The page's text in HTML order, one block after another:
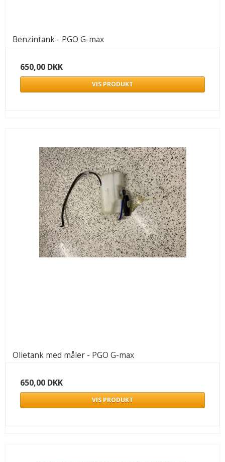
Benzintank - PGO G-max
650,00 DKK
VIS PRODUKT
Olietank med måler - PGO G-max
650,00 DKK
VIS PRODUKT